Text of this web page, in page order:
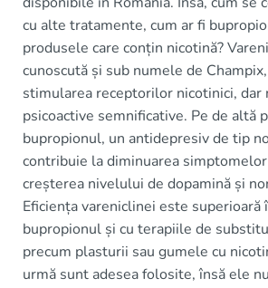
cu alte tratamente, cum ar fi
produsele care conțin nicotină?
cunoscută și sub numele de
stimularea receptorilor nicotinici, dar
psicoactive semnificative. Pe de altă
bupropionul, un antidepresiv de tip
contribuie la diminuarea
creșterea nivelului de dopamină și
Eficiența vareniclinei este superioară
bupropionul și cu terapiile de
precum plasturii sau gumele cu
urmă sunt adesea folosite, însă ele